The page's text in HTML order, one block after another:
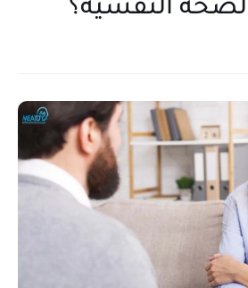
النفسية؟